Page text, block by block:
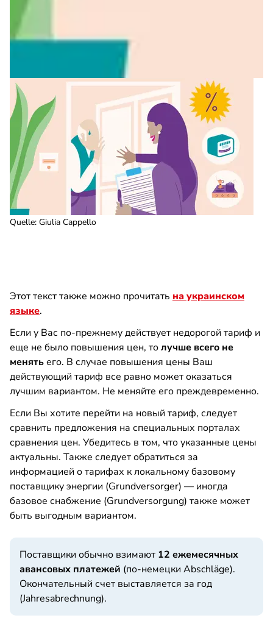
Quelle: Giulia Cappello
Этот текст также можно прочитать на украинском
языке.
Если у Вас по-прежнему действует недорогой тариф и
еще не было повышения цен, толучше всего не
менятьего. В случае повышения цены Ваш
действующий тариф все равно может оказаться
лучшим вариантом. Не меняйте его преждевременно.
Если Вы хотите перейти на новый тариф, следует
сравнить предложения на специальных порталах
сравнения цен. Убедитесь в том, что указанные цены
актуальны. Также следует обратиться за
информацией о тарифах к локальному базовому
поставщику энергии (Grundversorger) — иногда
базовое снабжение (Grundversorgung) также может
быть выгодным вариантом.
Поставщики обычно взимают 12 ежемесячных
авансовых платежей (по-немецки Abschläge).
Окончательный счет выставляется за год
(Jahresabrechnung).